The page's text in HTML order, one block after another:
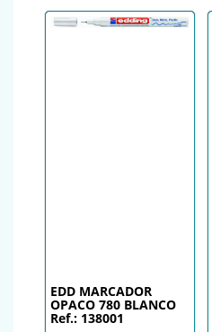
EDD MARCADOR
OPACO 780 BLANCO
Ref.: 138001